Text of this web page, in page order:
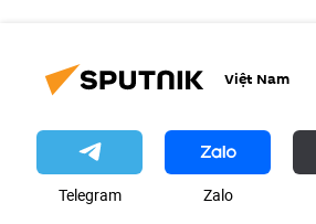
Việt Nam
Telegram Zalo